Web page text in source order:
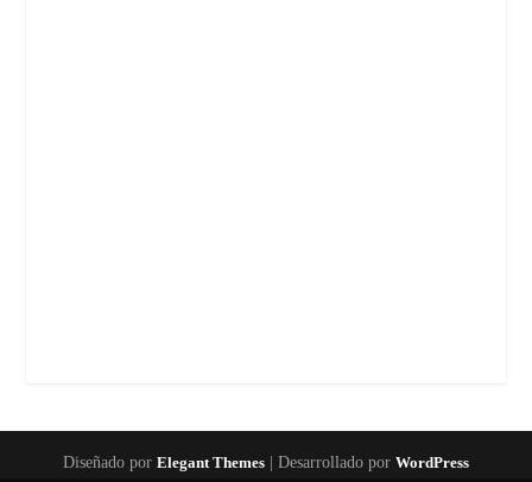
Diseñado por Elegant Themes | Desarrollado por WordPress